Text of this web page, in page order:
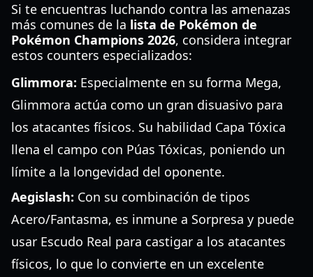
Si te encuentras luchando contra las amenazas
más comunes de la lista de Pokémon de
Pokémon Champions 2026, considera integrar
estos counters especializados:
Glimmora: Especialmente en su forma Mega,
Glimmora actúa como un gran disuasivo para
los atacantes físicos. Su habilidad Capa Tóxica
llena el campo con Púas Tóxicas, poniendo un
límite a la longevidad del oponente.
Aegislash: Con su combinación de tipos
Acero/Fantasma, es inmune a Sorpresa y puede
usar Escudo Real para castigar a los atacantes
físicos, lo que lo convierte en un excelente